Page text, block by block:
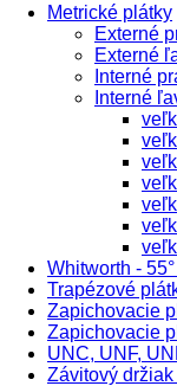
Metrické plátky
Externé
Externé
Interné
Interné
Whitworth -
Trapézové
Zapichovacie
Zapichovacie
UNC, UNF,
Závitový držiak